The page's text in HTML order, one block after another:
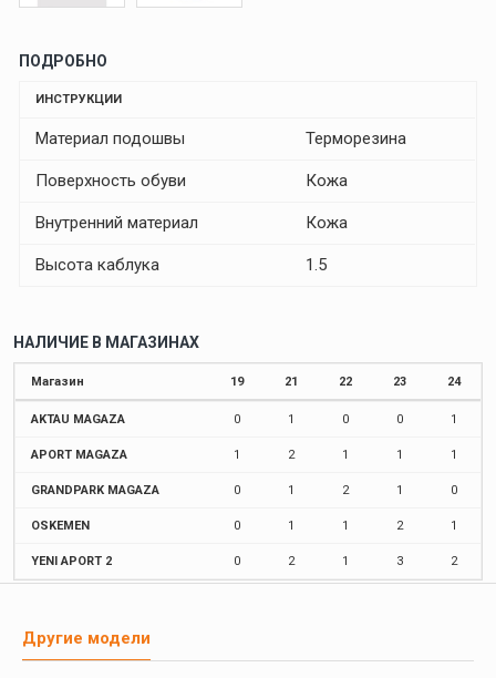
ПОДРОБНО
ИНСТРУКЦИИ
Материал подошвы Терморезина
Поверхность обуви Кожа
Внутренний материал Кожа
Высота каблука 1.5
НАЛИЧИЕ В МАГАЗИНАХ
Магазин 19 21 22 23 24
AKTAU MAGAZA 0 1 0 0 1
APORT MAGAZA 1 2 1 1 1
GRANDPARK MAGAZA 0 1 2 1 0
OSKEMEN 0 1 1 2 1
YENI APORT 2 0 2 1 3 2
Другие модели